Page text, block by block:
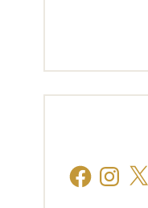
FacebookInstagram
X